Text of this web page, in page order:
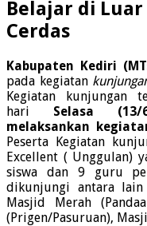
Belajar di
Cerdas
Kabupaten Kediri
pada kegiatan
Kegiatan kunjungan
hari Selasa
melaksankan
Peserta Kegiatan
Excellent (
siswa dan 9 guru
dikunjungi antara
Masjid Merah
(Prigen/Pasuruan),